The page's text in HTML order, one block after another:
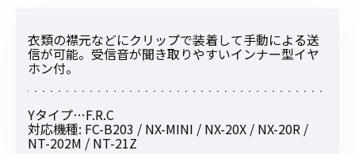
衣類の襟元などにクリップで装着して手動による送
信が可能。受信音が聞き取りやすいインナー型イヤ
ホン付。
Yタイプ…F.R.C
対応機種: FC-B203 / NX-MINI / NX-20X / NX-20R /
NT-202M / NT-21Z